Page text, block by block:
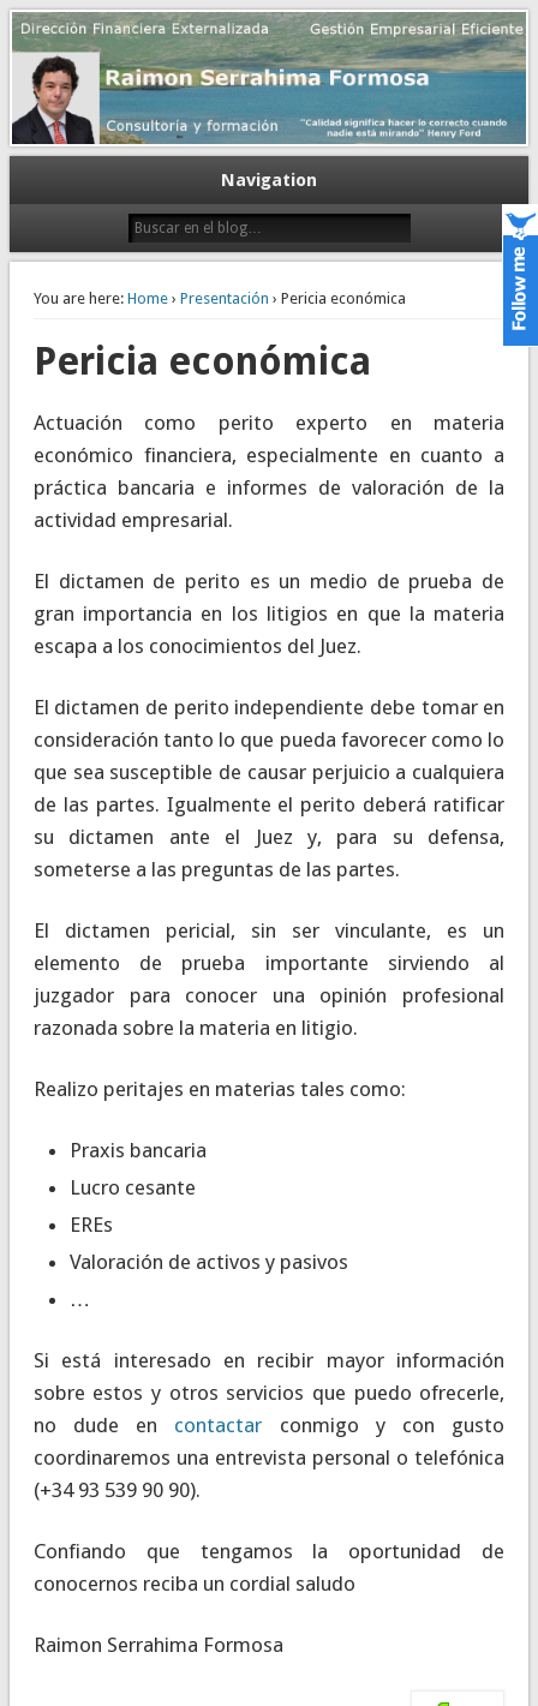
Dirección financiera de la PyME
Gestión empresarial eficiente. Dirección financiera externalizada.
Navigation
You are here: Home› Presentación › Pericia económica
Pericia económica
Actuación como perito experto en materia
económico financiera, especialmente en cuanto a
práctica bancaria e informes de valoración de la
actividad empresarial.
El dictamen de perito es un medio de prueba de
gran importancia en los litigios en que la materia
escapa a los conocimientos del Juez.
El dictamen de perito independiente debe tomar en
consideración tanto lo que pueda favorecer como lo
que sea susceptible de causar perjuicio a cualquiera
de las partes. Igualmente el perito deberá ratificar
su dictamen ante el Juez y, para su defensa,
someterse a las preguntas de las partes.
El dictamen pericial, sin ser vinculante, es un
elemento de prueba importante sirviendo al
juzgador para conocer una opinión profesional
razonada sobre la materia en litigio.
Realizo peritajes en materias tales como:
Praxis bancaria
Lucro cesante
EREs
Valoración de activos y pasivos
…
Si está interesado en recibir mayor información
sobre estos y otros servicios que puedo ofrecerle,
no dude en contactar conmigo y con gusto
coordinaremos una entrevista personal o telefónica
(+34 93 539 90 90).
Confiando que tengamos la oportunidad de
conocernos reciba un cordial saludo
Raimon Serrahima Formosa